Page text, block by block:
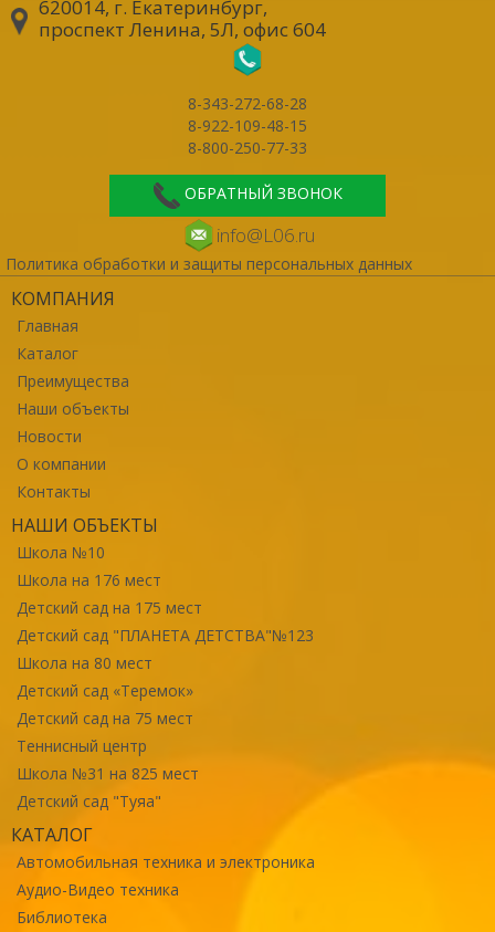
620014, г. Екатеринбург,
проспект Ленина, 5Л, офис 604
8-343-272-68-28
8-922-109-48-15
8-800-250-77-33
ОБРАТНЫЙ ЗВОНОК
info@L06.ru
Политика обработки и защиты персональных данных
КОМПАНИЯ
Главная
Каталог
Преимущества
Наши объекты
Новости
О компании
Контакты
НАШИ ОБЪЕКТЫ
Школа №10
Школа на 176 мест
Детский сад на 175 мест
Детский сад "ПЛАНЕТА ДЕТСТВА"№123
Школа на 80 мест
Детский сад «Теремок»
Детский сад на 75 мест
Теннисный центр
Школа №31 на 825 мест
Детский сад "Туяа"
КАТАЛОГ
Автомобильная техника и электроника
Аудио-Видео техника
Библиотека